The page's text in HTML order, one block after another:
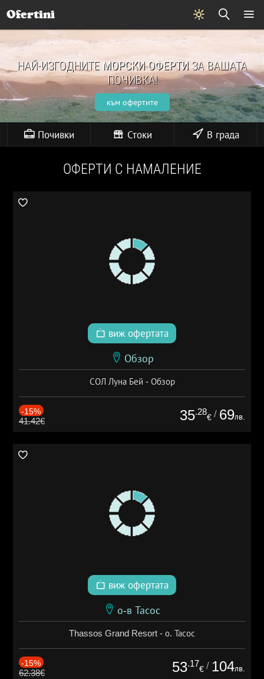
Ofertini
НАЙ-ИЗГОДНИТЕ МОРСКИ ОФЕРТИЗА ВАШАТА
ПОЧИВКА!
към офертите
Почивки Стоки В града
ОФЕРТИ С НАМАЛЕНИЕ
виж офертата
Обзор
СОЛ Луна Бей - Обзор
-15%
41.42€ 35.28
€ / 69лв.
виж офертата
о-в Тасос
Thassos Grand Resort - о. Тасос
-15%
62.38€ 53.17
€ / 104лв.